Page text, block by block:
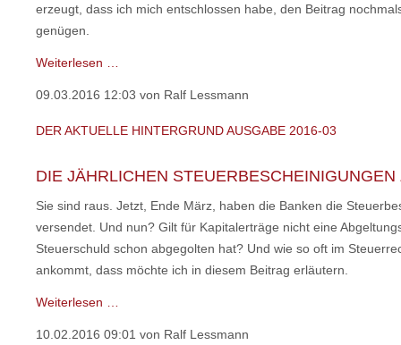
erzeugt, dass ich mich entschlossen habe, den Beitrag
genügen.
Weiterlesen …
Ausgabe
04
09.03.2016 12:03 von Ralf Lessmann
DER AKTUELLE HINTERGRUND AUSGABE 2016-03
DIE JÄHRLICHEN
Sie sind raus. Jetzt, Ende März, haben die Banken die
versendet. Und nun? Gilt für Kapitalerträge nicht eine
Steuerschuld schon abgegolten hat? Und wie so oft im
ankommt, dass möchte ich in diesem Beitrag erläutern.
Weiterlesen …
10.02.2016 09:01 von Ralf Lessmann